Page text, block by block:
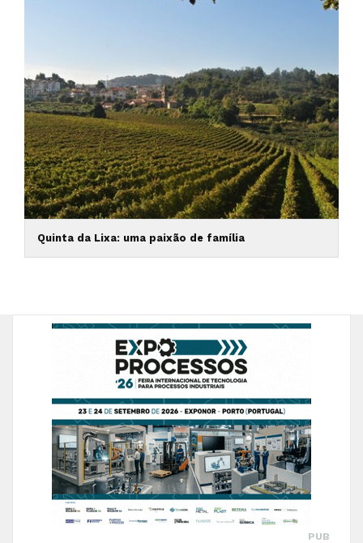
Quinta da Lixa: uma paixão de família
PUB